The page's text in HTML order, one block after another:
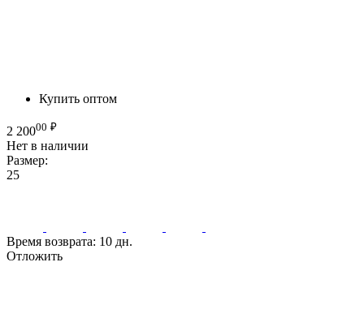
Купить оптом
2 20000 ₽
Нет в наличии
Размер:
25
Время возврата: 10 дн.
Отложить